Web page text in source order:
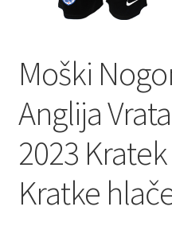
Moški
Anglija
2023
Kratke